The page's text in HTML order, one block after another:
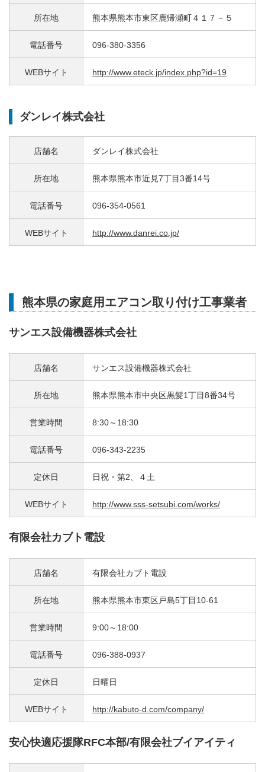
所在地 熊本県熊本市東区鹿帰瀬町４１７－５
電話番号 096-380-3356
WEBサイト http://www.eteck.jp/index.php?id=19
ダンレイ株式会社
店舗名 ダンレイ株式会社
所在地 熊本県熊本市近見7丁目3番14号
電話番号 096-354-0561
WEBサイト http://www.danrei.co.jp/
熊本県の家庭用エアコン取り付け工事業者
サンエス設備機器株式会社
店舗名 サンエス設備機器株式会社
所在地 熊本県熊本市中央区黒髪1丁目8番34号
営業時間 8:30～18:30
電話番号 096-343-2235
定休日 日祝・第2、４土
WEBサイト http://www.sss-setsubi.com/works/
有限会社カブト電設
店舗名 有限会社カブト電設
所在地 熊本県熊本市東区戸島5丁目10-61
営業時間 9:00～18:00
電話番号 096-388-0937
定休日 日曜日
WEBサイト http://kabuto-d.com/company/
安心快適応援隊RFC本部/有限会社ブイアイティ